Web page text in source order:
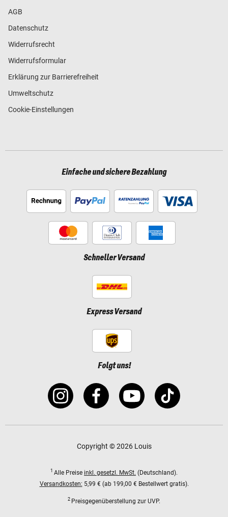
AGB
Datenschutz
Widerrufsrecht
Widerrufsformular
Erklärung zur Barrierefreiheit
Umweltschutz
Cookie-Einstellungen
Einfache und sichere Bezahlung
Schneller Versand
Express Versand
Folgt uns!
Copyright © 2026 Louis
1 Alle Preise inkl. gesetzl. MwSt. (Deutschland).
Versandkosten: 5,99 € (ab 199,00 € Bestellwert gratis).
2 Preisgegenüberstellung zur UVP.